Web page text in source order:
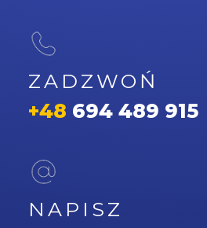
ZADZWOŃ
+48 694 489 915
NAPISZ